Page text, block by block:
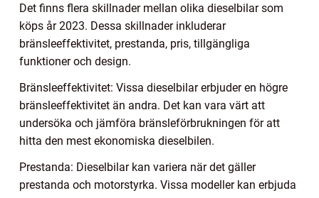
Det finns flera skillnader mellan olika dieselbilar som
köps år 2023. Dessa skillnader inkluderar
bränsleeffektivitet, prestanda, pris, tillgängliga
funktioner och design.
Bränsleeffektivitet: Vissa dieselbilar erbjuder en högre
bränsleeffektivitet än andra. Det kan vara värt att
undersöka och jämföra bränsleförbrukningen för att
hitta den mest ekonomiska dieselbilen.
Prestanda: Dieselbilar kan variera när det gäller
prestanda och motorstyrka. Vissa modeller kan erbjuda